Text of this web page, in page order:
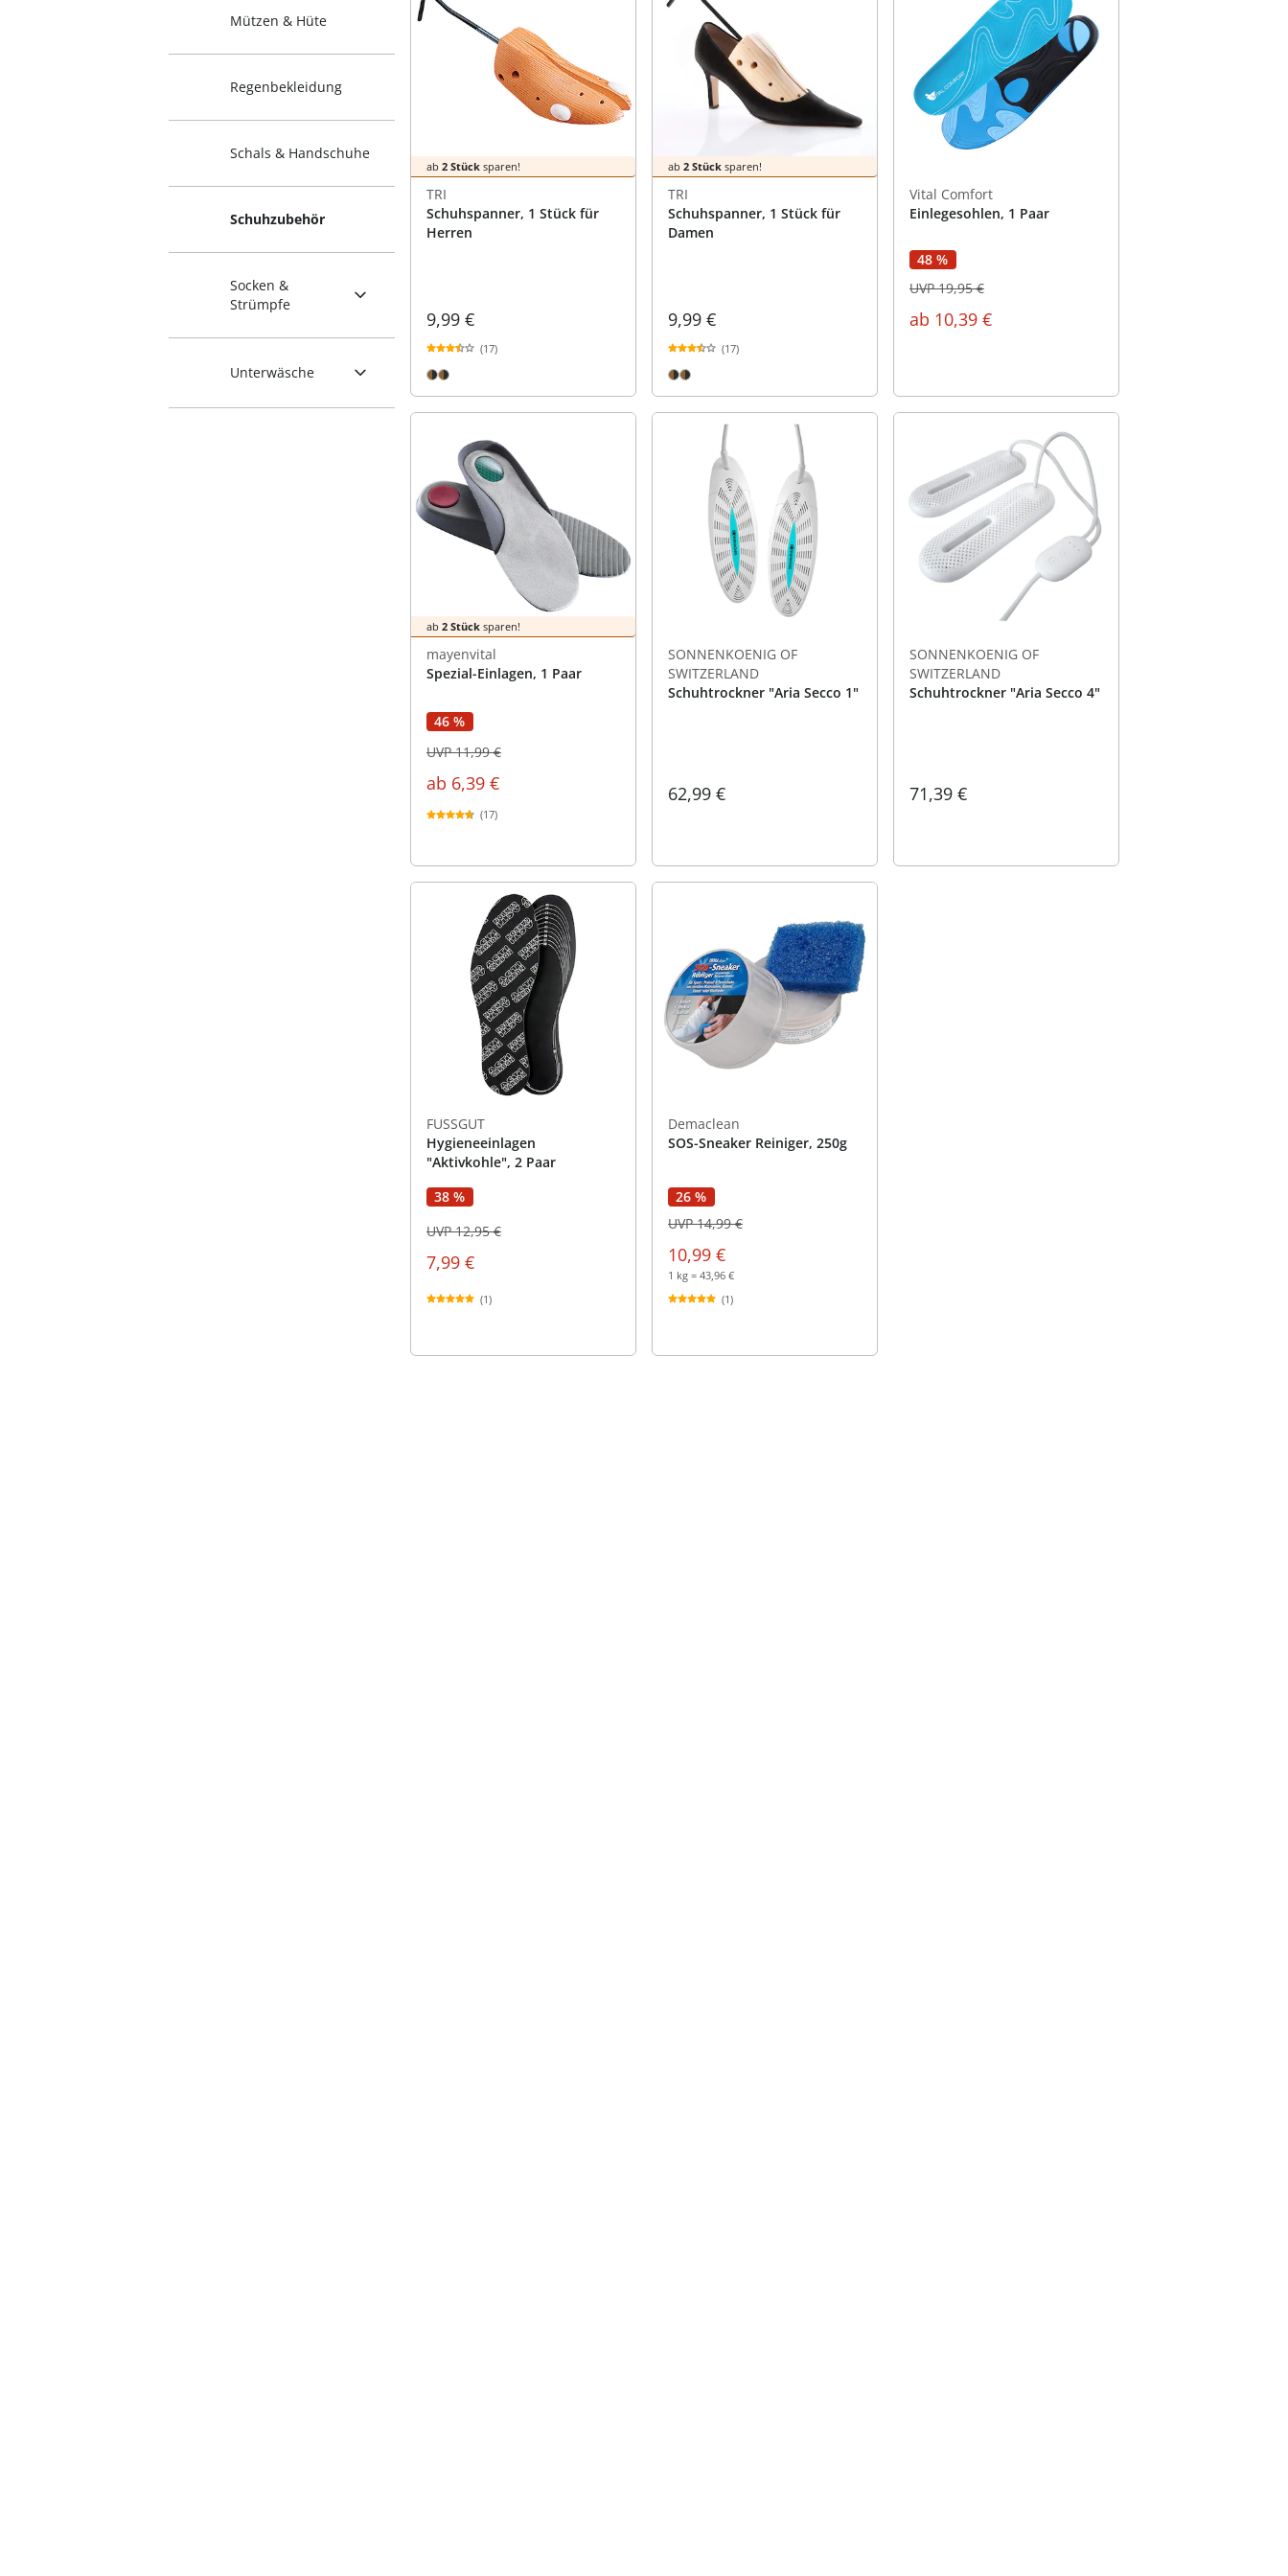
Mützen & Hüte
Regenbekleidung
Schals & Handschuhe
Schuhzubehör
Socken &
Strümpfe
Unterwäsche
ab 2 Stück sparen!
TRI
Schuhspanner, 1 Stück für
Herren
9,99 €
(17)
ab 2 Stück sparen!
TRI
Schuhspanner, 1 Stück für
Damen
9,99 €
(17)
Vital Comfort
Einlegesohlen, 1 Paar
48 %
ab 10,39 €
UVP 19,95 €
ab 2 Stück sparen!
mayenvital
Spezial-Einlagen, 1 Paar
46 %
ab 6,39 €
UVP 11,99 €
(17)
SONNENKOENIG OF
SWITZERLAND
Schuhtrockner "Aria Secco 1"
62,99 €
SONNENKOENIG OF
SWITZERLAND
Schuhtrockner "Aria Secco 4"
71,39 €
FUSSGUT
Hygieneeinlagen
"Aktivkohle", 2 Paar
38 %
7,99 €
UVP 12,95 €
(1)
Demaclean
SOS-Sneaker Reiniger, 250g
26 %
10,99 €
UVP 14,99 €
1 kg = 43,96 €
(1)